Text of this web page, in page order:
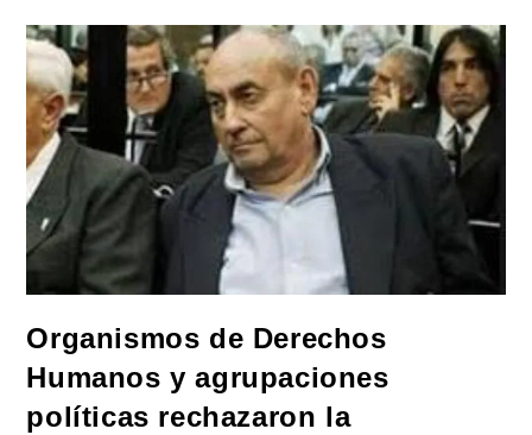
Ingreso
Familiar
De
Emergencia
Negó
Cambios
Funcionarios
Organismos de Derechos
Humanos y agrupaciones
políticas rechazaron la